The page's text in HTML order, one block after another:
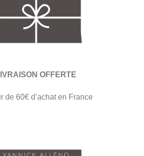
OFFERTE
de 60€ d’achat en France